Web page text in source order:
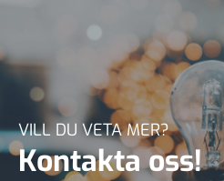
VILL DU VETA MER?
Kontakta oss!